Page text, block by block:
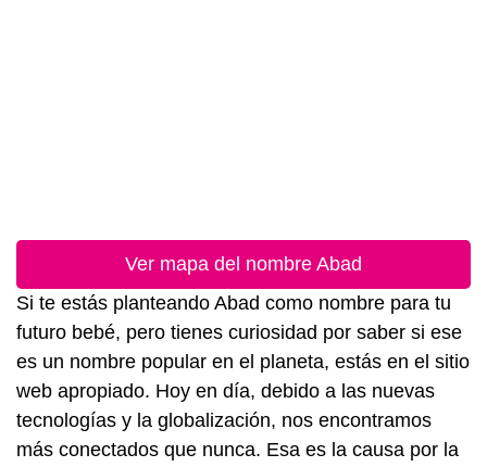
Ver mapa del nombre Abad
Si te estás planteando Abad como nombre para tu
futuro bebé, pero tienes curiosidad por saber si ese
es un nombre popular en el planeta, estás en el sitio
web apropiado. Hoy en día, debido a las nuevas
tecnologías y la globalización, nos encontramos
más conectados que nunca. Esa es la causa por la